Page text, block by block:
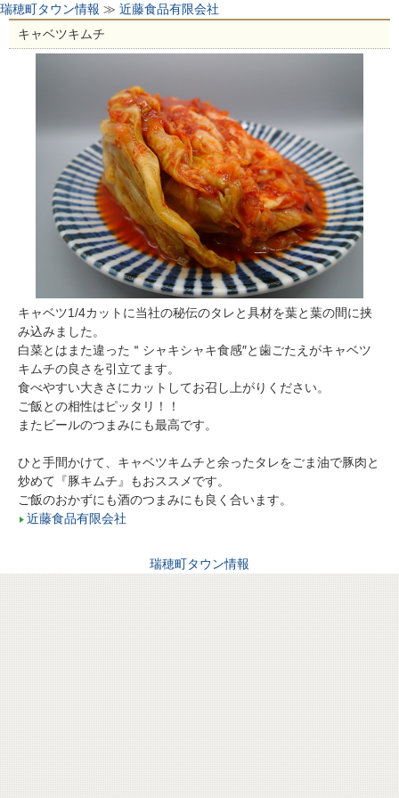
瑞穂町タウン情報 ≫ 近藤食品有限会社
キャベツキムチ
キャベツ1/4カットに当社の秘伝のタレと具材を葉と葉の間に挟
み込みました。
白菜とはまた違った＂シャキシャキ食感″と歯ごたえがキャベツ
キムチの良さを引立てます。
食べやすい大きさにカットしてお召し上がりください。
ご飯との相性はピッタリ！！
またビールのつまみにも最高です。
ひと手間かけて、キャベツキムチと余ったタレをごま油で豚肉と
炒めて『豚キムチ』もおススメです。
ご飯のおかずにも酒のつまみにも良く合います。
近藤食品有限会社
瑞穂町タウン情報